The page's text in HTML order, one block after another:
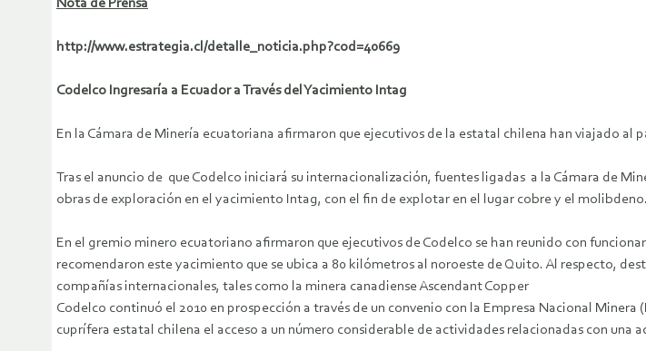
Nota de Prensa
http://www.estrategia.cl/detalle_noticia.php?cod=40669
Codelco Ingresaría a Ecuador a Través del Yacimiento Intag
En la Cámara de Minería ecuatoriana afirmaron que ejecutivos de la estatal chilena han viajado al
Tras el anuncio de que Codelco iniciará su internacionalización, fuentes ligadas a la Cámara de
obras de exploración en el yacimiento Intag, con el fin de explotar en el lugar cobre y el molibdeno.
En el gremio minero ecuatoriano afirmaron que ejecutivos de Codelco se han reunido con
recomendaron este yacimiento que se ubica a 80 kilómetros al noroeste de Quito. Al respecto,
compañías internacionales, tales como la minera canadiense Ascendant Copper
Codelco continuó el 2010 en prospección a través de un convenio con la Empresa Nacional
cuprífera estatal chilena el acceso a un número considerable de actividades relacionadas con una